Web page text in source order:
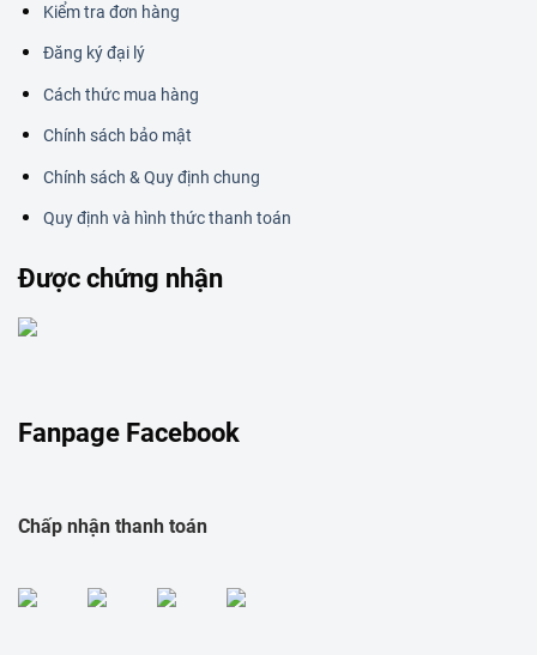
Kiểm tra đơn hàng
Đăng ký đại lý
Cách thức mua hàng
Chính sách bảo mật
Chính sách & Quy định chung
Quy định và hình thức thanh toán
Được chứng nhận
Fanpage Facebook
Chấp nhận thanh toán